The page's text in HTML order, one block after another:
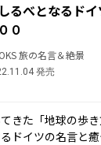
るべとなるド
０
旅の名言＆絶景
発売
きた「地球の歩
ドイツの名言と